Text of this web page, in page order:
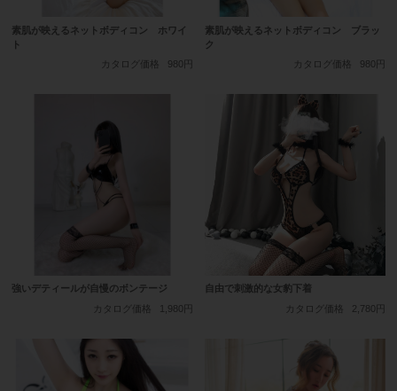
素肌が映えるネットボディコン ホワイ
ト
カタログ価格
980円
素肌が映えるネットボディコン ブラッ
ク
カタログ価格
980円
強いデティールが自慢のボンテージ
カタログ価格
1,980円
自由で刺激的な女豹下着
カタログ価格
2,780円